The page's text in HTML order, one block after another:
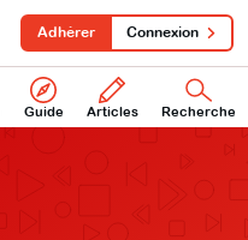
Guide Articles Recherche
Adhérer Connexion